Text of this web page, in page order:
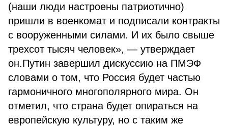
(наши люди настроены патриотично)
пришли в военкомат и подписали контракты
с вооруженными силами. И их было свыше
трехсот тысяч человек», — утверждает
он.Путин завершил дискуссию на ПМЭФ
словами о том, что Россия будет частью
гармоничного многополярного мира. Он
отметил, что страна будет опираться на
европейскую культуру, но с таким же